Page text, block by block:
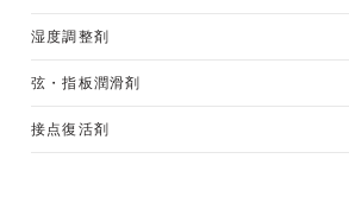
湿度調整剤
弦・指板潤滑剤
接点復活剤